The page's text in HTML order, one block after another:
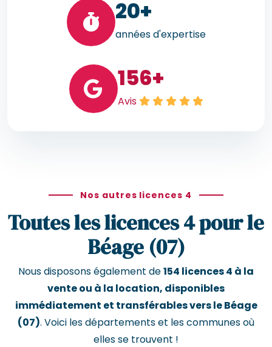
20+
années d'expertise
156+
Avis
Nos autres licences 4
Toutes les licences 4 pour le
Béage (07)
Nous disposons également de154 licences 4 à la
vente ou à la location, disponibles
immédiatement et transférables vers le Béage
(07). Voici les départements et les communes où
elles se trouvent !